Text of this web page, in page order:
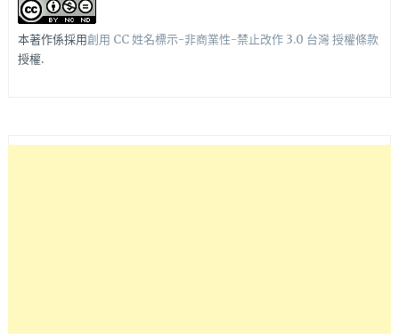
本著作係採用創用 CC 姓名標示-非商業性-禁止改作 3.0 台灣 授權條款
授權.